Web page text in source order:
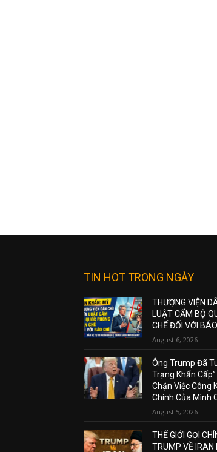
TIN HOT TRONG NGÀY
THƯỢNG VIỆN
LUẬT CẤM BỘ
CHẾ ĐỐI VỚI BÁO
August 6, 2026
Ông Trump Đã
Trạng Khẩn
Chặn Việc Công
Chính Của Mình
August 5, 2026
THẾ GIỚI GỌI
TRUMP VỀ IRAN